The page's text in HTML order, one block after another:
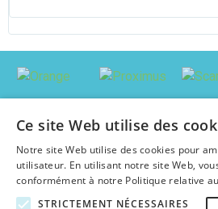
Ce site Web utilise des
Notre site Web utilise des cookies pour
utilisateur. En utilisant notre site Web,
conformément à notre Politique relative
STRICTEMENT NÉCESSAIRES